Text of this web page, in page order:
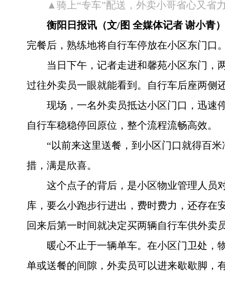
▲骑上“专车”配送，外卖小哥省心又省
衡阳日报讯（文/图 全媒体记者 谢小青
完餐后，熟练地将自行车停放在小区东门口
当日下午，记者走进和馨苑小区东门，
过往外卖员一眼就能看到。自行车后座两侧
现场，一名外卖员抵达小区门口，迅速
自行车稳稳停回原位，整个流程流畅高效。
“以前来这里送餐，到小区门口就得百
措，满是欣喜。
这个点子的背后，是小区物业管理人员
库，要么小跑步行进出，费时费力，还存在
回来后第一时间就决定买两辆自行车供外卖
暖心不止于一辆单车。在小区门卫处，
单或送餐的间隙，外卖员可以进来歇歇脚，